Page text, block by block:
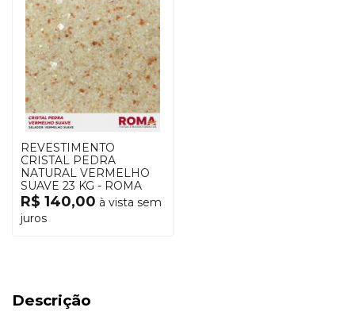
REVESTIMENTO
CRISTAL PEDRA
NATURAL VERMELHO
SUAVE 23 KG - ROMA
R$ 140,00 à vista sem
juros
Descrição